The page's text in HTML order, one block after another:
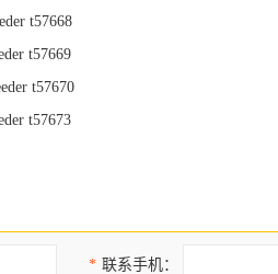
t57668
t57669
t57670
t57673
* 联系手机：